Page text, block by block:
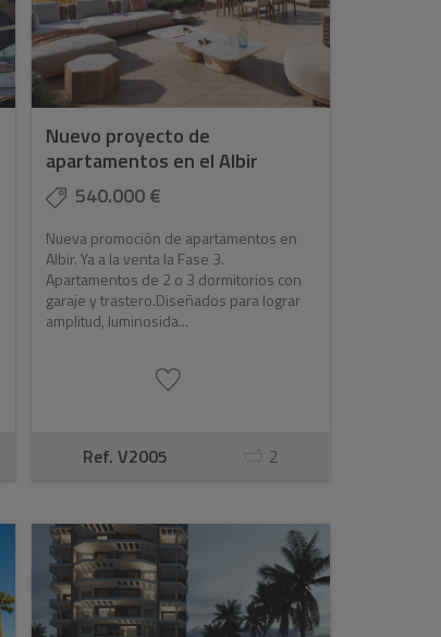
Nuevo proyecto de
apartamentos en el Albir
540.000 €
Nueva promoción de apartamentos en
Albir. Ya a la venta la Fase 3.
Apartamentos de 2 o 3 dormitorios con
garaje y trastero.Diseñados para lograr
amplitud, luminosida...
Ref. V2005 2